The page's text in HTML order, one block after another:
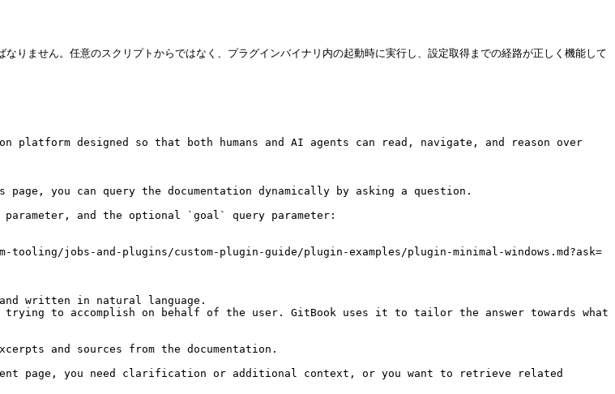
りません。任意のスクリプトからではなく、プラグインバイナリ内の起動時に実行し、設定取得までの経路が正しく機能して
platform designed so that both humans and AI agents can read, navigate, and reason over
you can query the documentation dynamically by asking a question.
parameter, and the optional `goal` query parameter:
jobs-and-plugins/custom-plugin-guide/plugin-examples/plugin-minimal-windows.md?ask=
written in natural language.
to accomplish on behalf of the user. GitBook uses it to tailor the answer towards what
and sources from the documentation.
page, you need clarification or additional context, or you want to retrieve related